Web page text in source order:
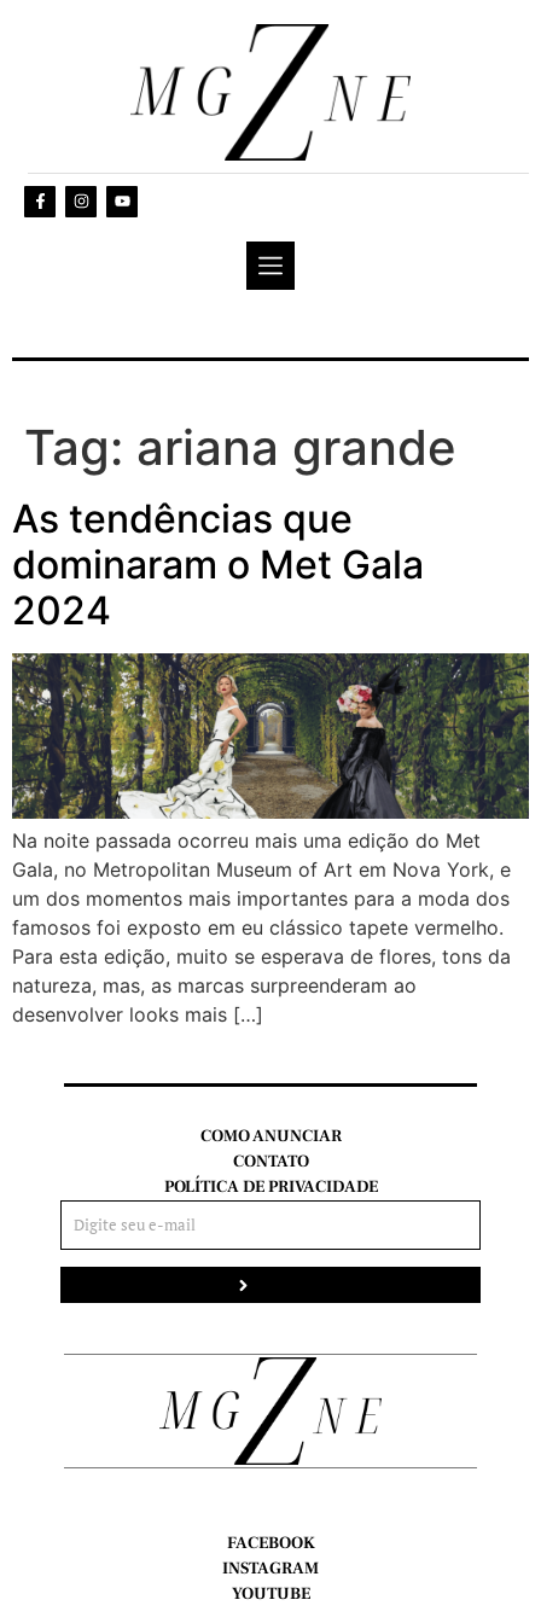
Tag: ariana grande
As tendências que
dominaram o Met Gala
2024
Na noite passada ocorreu mais uma edição do Met
Gala, no Metropolitan Museum of Art em Nova York, e
um dos momentos mais importantes para a moda dos
famosos foi exposto em eu clássico tapete vermelho.
Para esta edição, muito se esperava de flores, tons da
natureza, mas, as marcas surpreenderam ao
desenvolver looks mais […]
FACEBOOK
INSTAGRAM
YOUTUBE
COMO ANUNCIAR
CONTATO
POLÍTICA DE PRIVACIDADE